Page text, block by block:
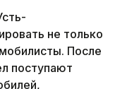
не только
После
поступают